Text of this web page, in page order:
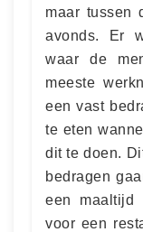
maar tussen
avonds. Er
waar de
meeste
een vast
te eten
dit te doen.
bedragen
een
voor een